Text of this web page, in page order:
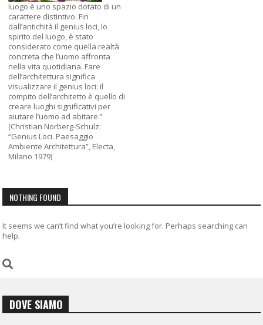
luogo è uno spazio dotato di un
carattere distintivo. Fin
dall’antichità il genius loci, lo
spirito del luogo, è stato
considerato come quella realtà
concreta che l’uomo affronta
nella vita quotidiana. Fare
dell’architettura significa
visualizzare il genius loci: il
compito dell’architetto è quello di
creare luoghi significativi per
aiutare l’uomo ad abitare.”
(Christian Norberg-Schulz:
“Genius Loci. Paesaggio
Ambiente Architettura”, Electa,
Milano 1979)
NOTHING FOUND
It seems we can’t find what you’re looking for. Perhaps searching can
help.
DOVE SIAMO